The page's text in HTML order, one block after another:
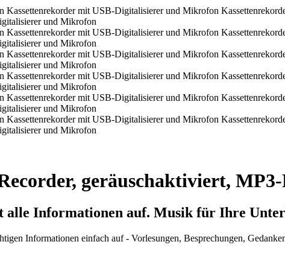
geräuschaktiviert,
alle Informationen auf. Musik für Ihre
Informationen einfach auf - Vorlesungen, Besprechungen,